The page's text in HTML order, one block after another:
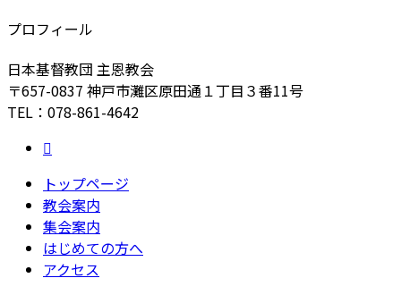
プロフィール
日本基督教団 主恩教会
〒657-0837 神戸市灘区原田通１丁目３番11号
TEL：078-861-4642
トップページ
教会案内
集会案内
はじめての方へ
アクセス